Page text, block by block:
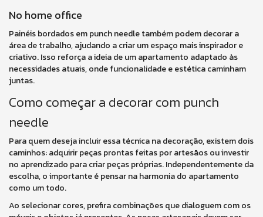
No home office
Painéis bordados em punch needle também podem decorar a
área de trabalho, ajudando a criar um espaço mais inspirador e
criativo. Isso reforça a ideia de um apartamento adaptado às
necessidades atuais, onde funcionalidade e estética caminham
juntas.
Como começar a decorar com punch
needle
Para quem deseja incluir essa técnica na decoração, existem dois
caminhos: adquirir peças prontas feitas por artesãos ou investir
no aprendizado para criar peças próprias. Independentemente da
escolha, o importante é pensar na harmonia do apartamento
como um todo.
Ao selecionar cores, prefira combinações que dialoguem com os